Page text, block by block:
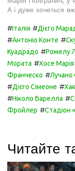
А і дуже хочеться
#Італія #Дієго
#Антоніо Конте #
Куадрадо #Ромелу
Мората #Хосе Марія
Франческо #Лучано
#Дієго Сімеоне #
#Ніколо Барелла #
Фройлер #Стадіон
Читайте